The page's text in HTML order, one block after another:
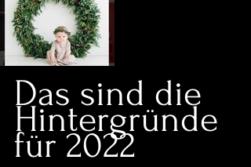
Das sind die
Hintergründe
für 2022